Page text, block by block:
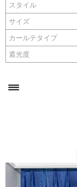
スタイル
サイズ
カールテタイプ
遮光度